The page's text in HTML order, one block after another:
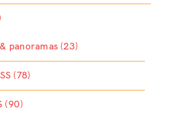
panoramas (23)
(78)
(90)